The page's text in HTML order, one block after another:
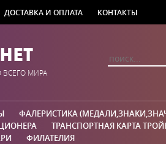
ДОСТАВКА И ОПЛАТА КОНТАКТЫ
МИРА
ФАЛЕРИСТИКА
ТРАНСПОРТНАЯ КАРТА
ФИЛАТЕЛИЯ